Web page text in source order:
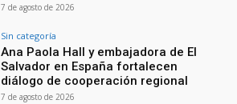
7 de agosto de 2026
Sin categoría
Ana Paola Hall y embajadora de El
Salvador en España fortalecen
diálogo de cooperación regional
7 de agosto de 2026